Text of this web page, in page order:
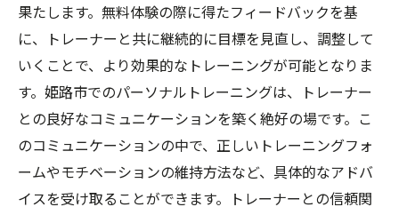
果たします。無料体験の際に得たフィードバックを基
に、トレーナーと共に継続的に目標を見直し、調整して
いくことで、より効果的なトレーニングが可能となりま
す。姫路市でのパーソナルトレーニングは、トレーナー
との良好なコミュニケーションを築く絶好の場です。こ
のコミュニケーションの中で、正しいトレーニングフォ
ームやモチベーションの維持方法など、具体的なアドバ
イスを受け取ることができます。トレーナーとの信頼関